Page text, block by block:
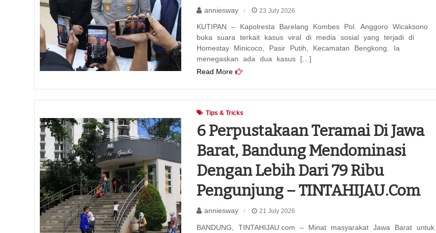
anniesway 23 July 2026
KUTIPAN – Kapolresta Barelang Kombes Pol. Anggoro Wicaksono
buka suara terkait kasus viral di media sosial yang terjadi di
Homestay Minicoco, Pasir Putih, Kecamatan Bengkong. Ia
menegaskan ada dua kasus […]
Read More
Tips & Tricks
6 Perpustakaan Teramai Di Jawa
Barat, Bandung Mendominasi
Dengan Lebih Dari 79 Ribu
Pengunjung – TINTAHIJAU.com
anniesway 21 July 2026
BANDUNG, TINTAHIJAU.com – Minat masyarakat Jawa Barat untuk